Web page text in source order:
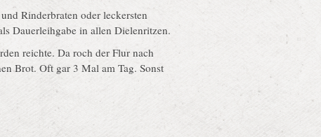
Rinderbraten oder leckersten
Dauerleihgabe in allen Dielenritzen.
reichte. Da roch der Flur nach
Brot. Oft gar 3 Mal am Tag. Sonst